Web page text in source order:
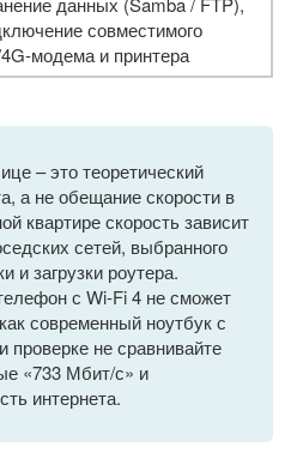
совместимого
модема и принтера
– это теоретический
а не обещание скорости в
квартире скорость зависит
сетей, выбранного
и загрузки роутера.
с Wi-Fi 4 не сможет
современный ноутбук с
проверке не сравнивайте
«733 Мбит/с» и
интернета.